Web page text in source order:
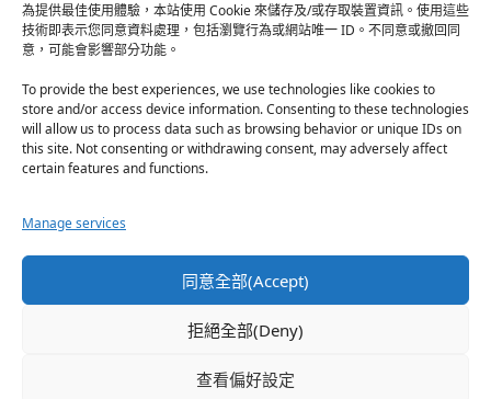
為提供最佳使用體驗，本站使用 Cookie 來儲存及/或存取裝置資訊。使用這些
技術即表示您同意資料處理，包括瀏覽行為或網站唯一 ID。不同意或撤回同
意，可能會影響部分功能。
To provide the best experiences, we use technologies like cookies to
store and/or access device information. Consenting to these technologies
will allow us to process data such as browsing behavior or unique IDs on
this site. Not consenting or withdrawing consent, may adversely affect
certain features and functions.
Manage services
同意全部(Accept)
拒絕全部(Deny)
查看偏好設定
熱帶魚·2026-06-22
之前看到網路上有人說灰二自私情勒大家陪他圓夢，但
真…
於『強風吹拂』
珊·2026-06-18
第…
於『白領羽球部』